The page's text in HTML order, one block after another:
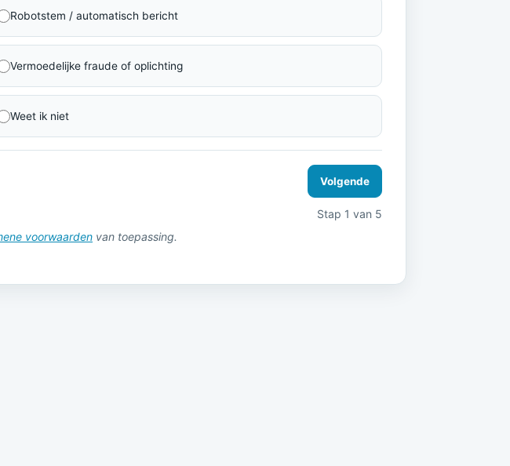
Robotstem / automatisch bericht
Vermoedelijke fraude of oplichting
Weet ik niet
Volgende
Stap 1 van 5
voorwaarden van toepassing.